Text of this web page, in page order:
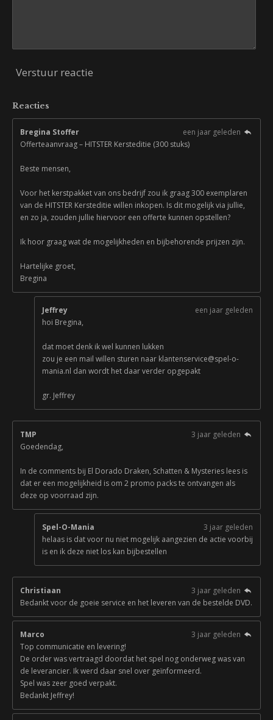
Verstuur reactie
Reacties
Bregina Stoffer
een jaar geleden
Offerteaanvraag – HITSTER Kersteditie (300 stuks)
Beste mensen,
Voor het kerstpakket van ons bedrijf zou ik graag 300 exemplaren
van de HITSTER Kersteditie willen inkopen. Is dit mogelijk via jullie,
en zo ja, zouden jullie hiervoor een offerte kunnen opstellen?
Ik hoor graag wat de mogelijkheden en bijbehorende prijzen zijn.
Hartelijke groet,
Bregina
Jeffrey
een jaar geleden
hoi Bregina,
dat moet denk ik wel kunnen lukken
zou je een mail willen sturen naar klantenservice@spel-o-
mania.nl dan wordt het daar verder opgepakt
gr. Jeffrey
TMP
3 jaar geleden
Goedendag,
In de comments bij El Dorado Draken, Schatten & Mysteries lees is
dat er een mogelijkheid is om 2 promo packs te ontvangen als
deze op voorraad zijn.
Spel-O-Mania
3 jaar geleden
helaas is dat voor nu niet mogelijk aangezien de actie voorbij
is en ik deze niet los kan bijbestellen
Christiaan
3 jaar geleden
Bedankt voor de goeie service en het leveren van de bestelde DVD.
Marco
3 jaar geleden
Top communicatie en levering!
De order was vertraagd doordat het spel nog onderweg was van
de leverancier. Ik werd daar snel over geïnformeerd.
Spel was zeer goed verpakt.
Bedankt Jeffrey!